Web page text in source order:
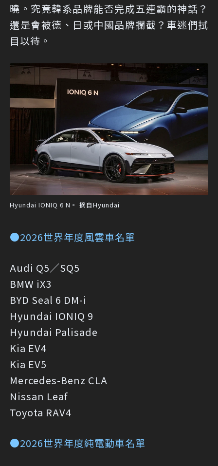
曉。究竟韓系品牌能否完成五連霸的神話？
還是會被德、日或中國品牌攔截？車迷們拭
目以待。
Hyundai IONIQ 6 N。 摘自Hyundai
●2026世界年度風雲車名單
Audi Q5／SQ5
BMW iX3
BYD Seal 6 DM-i
Hyundai IONIQ 9
Hyundai Palisade
Kia EV4
Kia EV5
Mercedes-Benz CLA
Nissan Leaf
Toyota RAV4
●2026世界年度純電動車名單